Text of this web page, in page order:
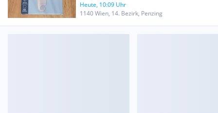
Heute, 10:09 Uhr
1140 Wien, 14. Bezirk, Penzing